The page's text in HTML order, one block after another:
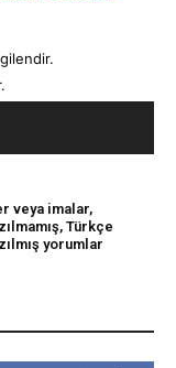
veya imalar,
Türkçe
yorumlar